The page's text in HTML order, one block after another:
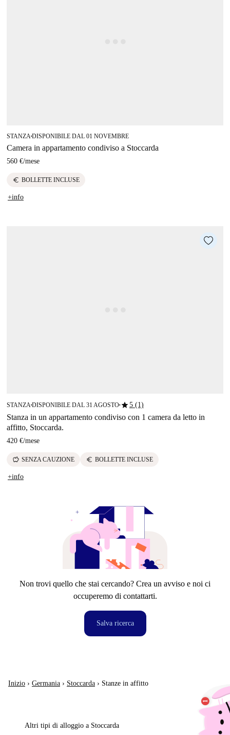
STANZA ■DISPONIBILE DAL 01 NOVEMBRE
Camera in appartamento condiviso a Stoccarda
560 €/mese
euro BOLLETTE INCLUSE
+info
STANZA■DISPONIBILE DAL 31 AGOSTO■star5 (1)
Stanza in un appartamento condiviso con 1 camera da letto in
affitto, Stoccarda.
420 €/mese
savings SENZA CAUZIONE euro BOLLETTE INCLUSE
+info
Non trovi quello che stai cercando? Crea un avviso e noi ci
occuperemo di contattarti.
Salva ricerca
Inizio › Germania › Stoccarda › Stanze in affitto
Altri tipi di alloggio a Stoccarda